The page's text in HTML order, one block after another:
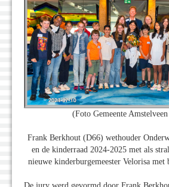
(Foto Gemeente
Frank Berkhout (D66) wethouder
en de kinderraad 2024-2025 met als
nieuwe kinderburgemeester Velorisa met